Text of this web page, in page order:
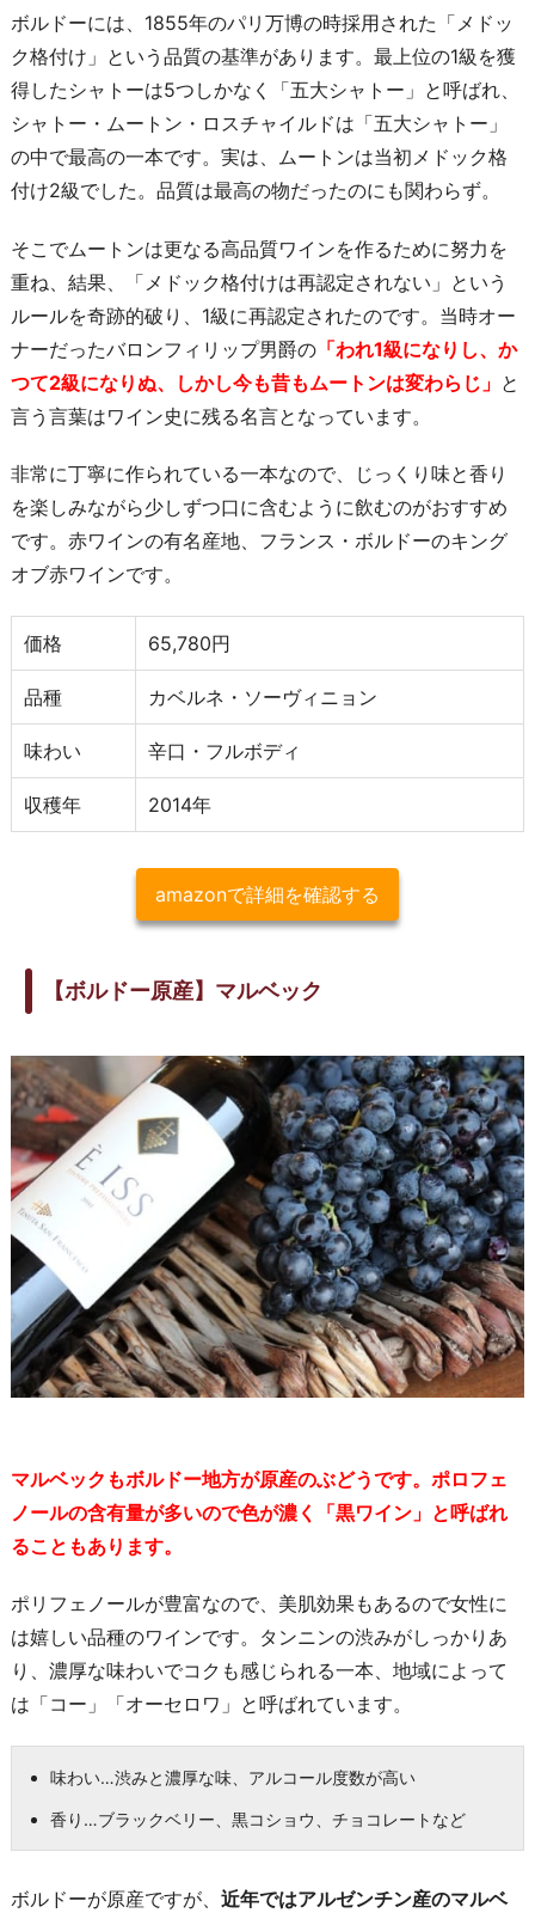
ボルドーには、1855年のパリ万博の時採用された「メドッ
ク格付け」という品質の基準があります。最上位の1級を獲
得したシャトーは5つしかなく「五大シャトー」と呼ばれ、
シャトー・ムートン・ロスチャイルドは「五大シャトー」
の中で最高の一本です。実は、ムートンは当初メドック格
付け2級でした。品質は最高の物だったのにも関わらず。
そこでムートンは更なる高品質ワインを作るために努力を
重ね、結果、「メドック格付けは再認定されない」という
ルールを奇跡的破り、1級に再認定されたのです。当時オー
ナーだったバロンフィリップ男爵の 「われ1級になりし、か
つて2級になりぬ、しかし今も昔もムートンは変わらじ」 と
言う言葉はワイン史に残る名言となっています。
非常に丁寧に作られている一本なので、じっくり味と香り
を楽しみながら少しずつ口に含むように飲むのがおすすめ
です。赤ワインの有名産地、フランス・ボルドーのキング
オブ赤ワインです。
価格 65,780円
品種 カベルネ・ソーヴィニョン
味わい 辛口・フルボディ
収穫年 2014年
amazonで詳細を確認する
【ボルドー原産】マルベック
マルベックもボルドー地方が原産のぶどうです。ポロフェ
ノールの含有量が多いので色が濃く「黒ワイン」と呼ばれ
ることもあります。
ポリフェノールが豊富なので、美肌効果もあるので女性に
は嬉しい品種のワインです。タンニンの渋みがしっかりあ
り、濃厚な味わいでコクも感じられる一本、地域によって
は「コー」「オーセロワ」と呼ばれています。
味わい…渋みと濃厚な味、アルコール度数が高い
香り…ブラックベリー、黒コショウ、チョコレートなど
ボルドーが原産ですが、 近年ではアルゼンチン産のマルベ